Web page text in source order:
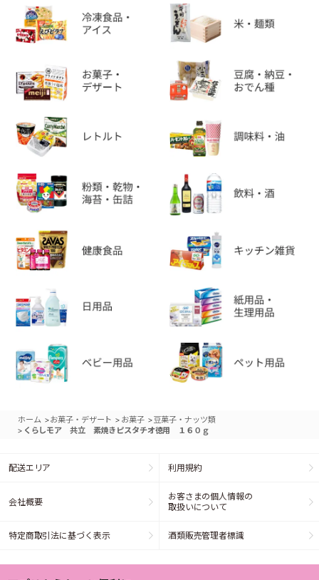
ホーム >お菓子・デザート > お菓子 >豆菓子・ナッツ類
> くらしモア 共立 素焼きピスタチオ徳用 １６０ｇ
配送エリア 利用規約
会社概要
お客さまの個人情報の
取扱いについて
特定商取引法に基づく表示 酒類販売管理者標識